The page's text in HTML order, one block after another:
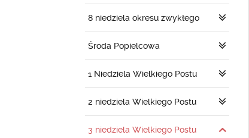
8 niedziela okresu zwykłego
Środa Popielcowa
1 Niedziela Wielkiego Postu
2 niedziela Wielkiego Postu
3 niedziela Wielkiego Postu